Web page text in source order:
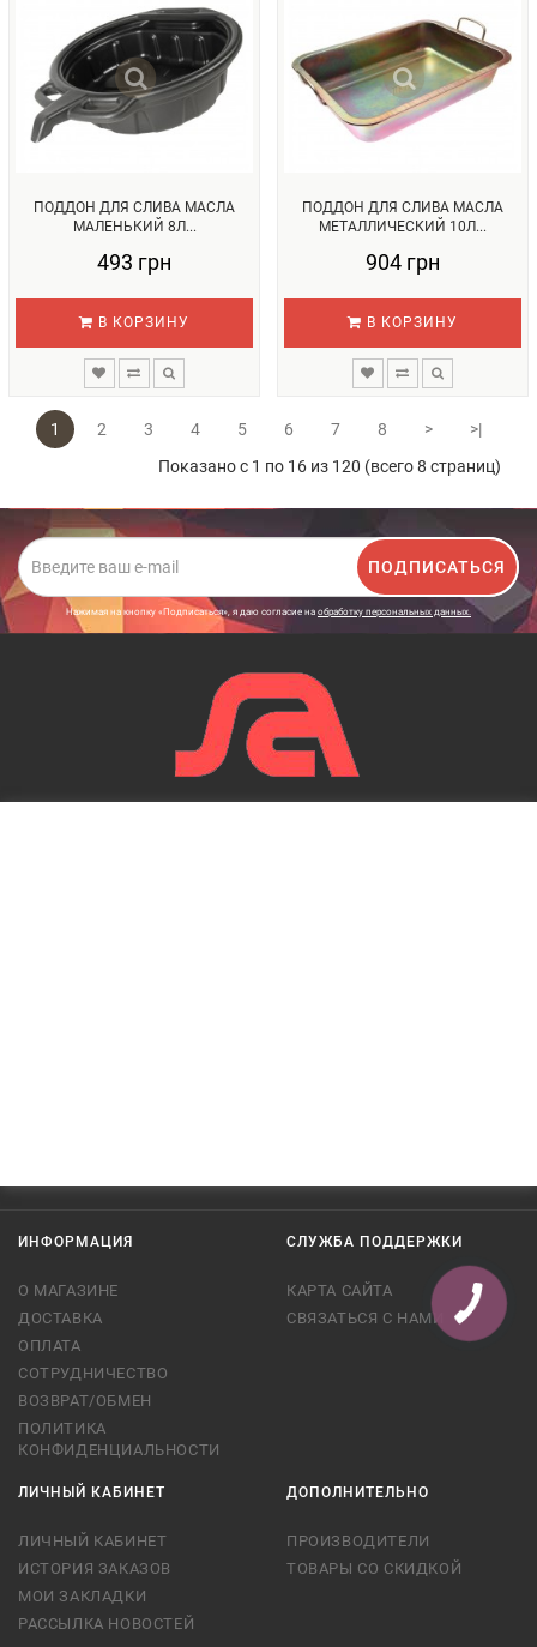
ПОДДОН ДЛЯ СЛИВА МАСЛА
МАЛЕНЬКИЙ 8Л...
493 грн
В КОРЗИНУ
ПОДДОН ДЛЯ СЛИВА МАСЛА
МЕТАЛЛИЧЕСКИЙ 10Л...
904 грн
В КОРЗИНУ
1 2 3 4 5 6 7 8 >
>|
Показано с 1 по 16 из 120 (всего 8 страниц)
ПОДПИСАТЬСЯ
Нажимая на кнопку «Подписаться», я даю cогласие на обработку персональных данных.
ИНФОРМАЦИЯ
О МАГАЗИНЕ
ДОСТАВКА
ОПЛАТА
СОТРУДНИЧЕСТВО
ВОЗВРАТ/ОБМЕН
ПОЛИТИКА
КОНФИДЕНЦИАЛЬНОСТИ
СЛУЖБА ПОДДЕРЖКИ
КАРТА САЙТА
СВЯЗАТЬСЯ С НАМИ
ЛИЧНЫЙ КАБИНЕТ
ЛИЧНЫЙ КАБИНЕТ
ИСТОРИЯ ЗАКАЗОВ
МОИ ЗАКЛАДКИ
РАССЫЛКА НОВОСТЕЙ
ДОПОЛНИТЕЛЬНО
ПРОИЗВОДИТЕЛИ
ТОВАРЫ СО СКИДКОЙ